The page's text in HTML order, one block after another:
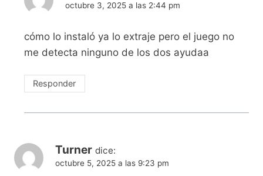
octubre 3, 2025 a las 2:44 pm
cómo lo instaló ya lo extraje pero el juego no
me detecta ninguno de los dos ayudaa
Responder
Turner dice:
octubre 5, 2025 a las 9:23 pm